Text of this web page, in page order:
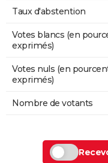
Taux d'abstention
Votes blancs (en
exprimés)
Votes nuls (en
exprimés)
Nombre de votants